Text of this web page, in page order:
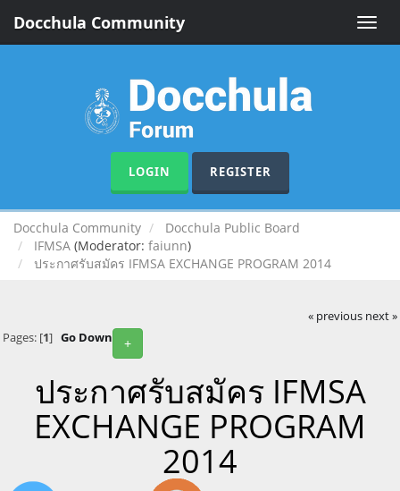
Toggle
Docchula Community
LOGIN REGISTER
Docchula Community
Docchula Public Board
IFMSA (Moderator: faiunn)
ประกาศรับสมัคร IFMSA EXCHANGE PROGRAM 2014
« previous next »
+
Pages: [1] Go Down
ประกาศรับสมัคร IFMSA
EXCHANGE PROGRAM
2014